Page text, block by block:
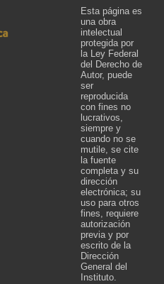
Esta página es
una obra
intelectual
protegida por
la Ley Federal
del Derecho de
Autor, puede
ser
reproducida
con fines no
lucrativos,
siempre y
cuando no se
mutile, se cite
la fuente
completa y su
dirección
electrónica; su
uso para otros
fines, requiere
autorización
previa y por
escrito de la
Dirección
General del
Instituto.